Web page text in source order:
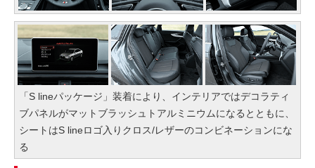
「S lineパッケージ」装着により、インテリアではデコラティ
ブパネルがマットブラッシュトアルミニウムになるとともに、
シートはS lineロゴ入りクロス/レザーのコンビネーションにな
る